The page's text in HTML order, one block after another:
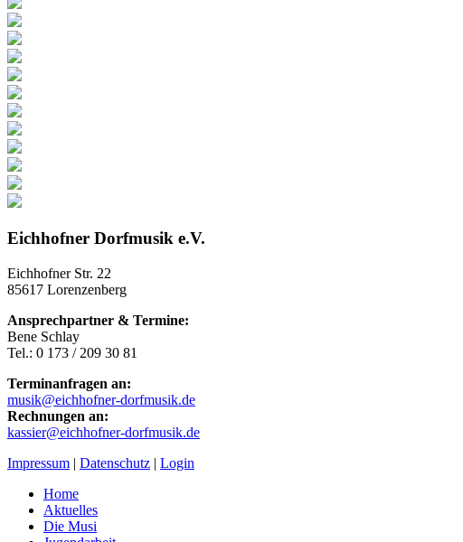
Eichhofner Dorfmusik e.V.
Eichhofner Str. 22
85617 Lorenzenberg
Ansprechpartner & Termine:
Bene Schlay
Tel.: 0 173 / 209 30 81
Terminanfragen an:
musik@eichhofner-dorfmusik.de
Rechnungen an:
kassier@eichhofner-dorfmusik.de
Impressum | Datenschutz | Login
Home
Aktuelles
Die Musi